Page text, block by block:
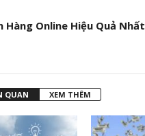
Hàng Online Hiệu Quả Nhất
QUAN XEM THÊM